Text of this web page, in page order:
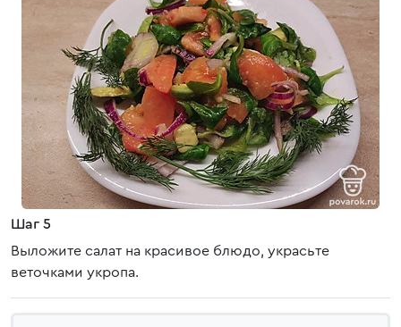
Шаг 5
Выложите салат на красивое блюдо, украсьте
веточками укропа.